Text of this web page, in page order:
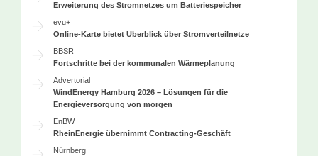
Erweiterung des Stromnetzes um Batteriespeicher
evu+
Online-Karte bietet Überblick über Stromverteilnetze
BBSR
Fortschritte bei der kommunalen Wärmeplanung
Advertorial
WindEnergy Hamburg 2026 – Lösungen für die
Energieversorgung von morgen
EnBW
RheinEnergie übernimmt Contracting-Geschäft
Nürnberg